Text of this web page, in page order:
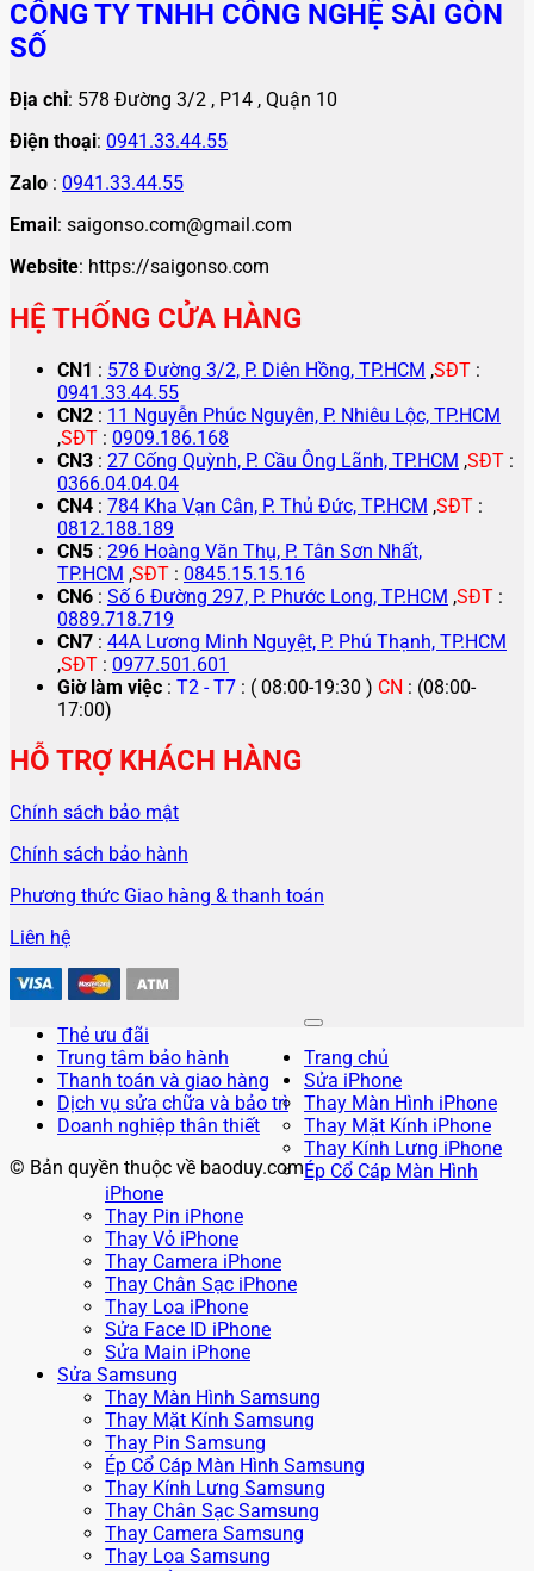
CÔNG TY TNHH CÔNG NGHỆ SÀI GÒN
SỐ
Địa chỉ: 578 Đường 3/2 , P14 , Quận 10
Điện thoại: 0941.33.44.55
Zalo : 0941.33.44.55
Email: saigonso.com@gmail.com
Website: https://saigonso.com
HỆ THỐNG CỬA HÀNG
CN1 : 578 Đường 3/2, P. Diên Hồng, TP.HCM ,SĐT :
0941.33.44.55
CN2 : 11 Nguyễn Phúc Nguyên, P. Nhiêu Lộc, TP.HCM
,SĐT : 0909.186.168
CN3 : 27 Cống Quỳnh, P. Cầu Ông Lãnh, TP.HCM ,SĐT :
0366.04.04.04
CN4 : 784 Kha Vạn Cân, P. Thủ Đức, TP.HCM ,SĐT :
0812.188.189
CN5 : 296 Hoàng Văn Thụ, P. Tân Sơn Nhất,
TP.HCM ,SĐT : 0845.15.15.16
CN6 : Số 6 Đường 297, P. Phước Long, TP.HCM ,SĐT :
0889.718.719
CN7 : 44A Lương Minh Nguyệt, P. Phú Thạnh, TP.HCM
,SĐT : 0977.501.601
Giờ làm việc : T2 - T7 : ( 08:00-19:30 ) CN : (08:00-
17:00)
HỖ TRỢ KHÁCH HÀNG
Chính sách bảo mật
Chính sách bảo hành
Phương thức Giao hàng & thanh toán
Liên hệ
Thẻ ưu đãi
Trung tâm bảo hành
Thanh toán và giao hàng
Dịch vụ sửa chữa và bảo trì
Doanh nghiệp thân thiết
© Bản quyền thuộc về baoduy.com
Trang chủ
Sửa iPhone
Thay Màn Hình iPhone
Thay Mặt Kính iPhone
Thay Kính Lưng iPhone
Ép Cổ Cáp Màn Hình
iPhone
Thay Pin iPhone
Thay Vỏ iPhone
Thay Camera iPhone
Thay Chân Sạc iPhone
Thay Loa iPhone
Sửa Face ID iPhone
Sửa Main iPhone
Sửa Samsung
Thay Màn Hình Samsung
Thay Mặt Kính Samsung
Thay Pin Samsung
Ép Cổ Cáp Màn Hình Samsung
Thay Kính Lưng Samsung
Thay Chân Sạc Samsung
Thay Camera Samsung
Thay Loa Samsung